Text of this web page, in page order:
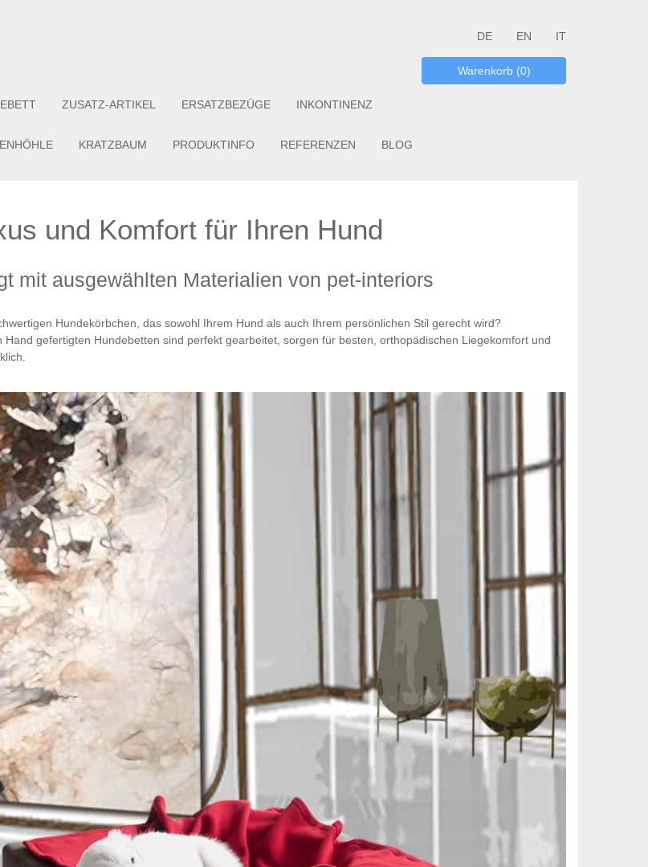
DE EN IT
Warenkorb (0)
ZUSATZ-ARTIKEL ERSATZBEZÜGE INKONTINENZ
KRATZBAUM PRODUKTINFO REFERENZEN BLOG
und Komfort für Ihren Hund
mit ausgewählten Materialien von pet-interiors
Hundekörbchen, das sowohl Ihrem Hund als auch Ihrem persönlichen Stil gerecht wird?
gefertigten Hundebetten sind perfekt gearbeitet, sorgen für besten, orthopädischen Liegekomfort und